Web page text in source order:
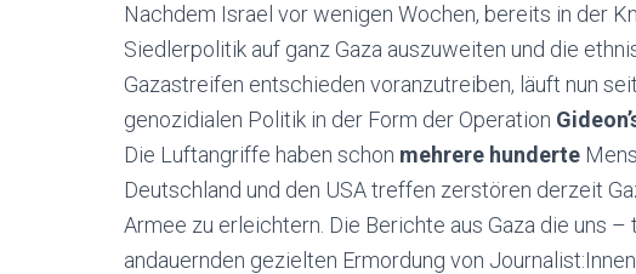
Nachdem Israel vor wenigen Wochen, bereits in der
Siedlerpolitik auf ganz Gaza auszuweiten und die
Gazastreifen entschieden voranzutreiben, läuft nun seit
genozidialen Politik in der Form der Operation
Die Luftangriffe haben schon mehrere hunderte
Deutschland und den USA treffen zerstören derzeit
Armee zu erleichtern. Die Berichte aus Gaza die uns
andauernden gezielten Ermordung von